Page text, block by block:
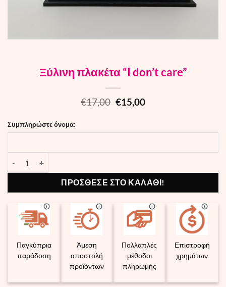
Ξύλινη πλακέτα “I don’t care”
€17,00 Original
price
€17,00.
€15,00Current
€15,00.
Συμπληρώστε όνομα:
ΠΡΟΣΘΕΣΕ ΣΤΟ ΚΑΛΑΘΙ!
Παγκύπρια
παράδοση
Άμεση
αποστολή
προϊόντων
Πολλαπλές
μέθοδοι
πληρωμής
Επιστροφή
χρημάτων